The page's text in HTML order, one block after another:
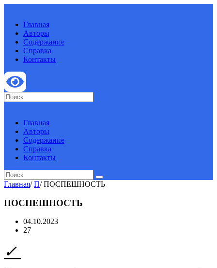
Главная
Авторы
Содержание
Справка
Контакты
Главная
Авторы
Содержание
Справка
Контакты
Главная/ П/ ПОСПЕШНОСТЬ
ПОСПЕШНОСТЬ
04.10.2023
27